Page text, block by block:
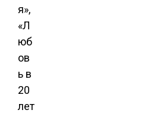
я»,
«Л
юб
ов
ь в
20
лет